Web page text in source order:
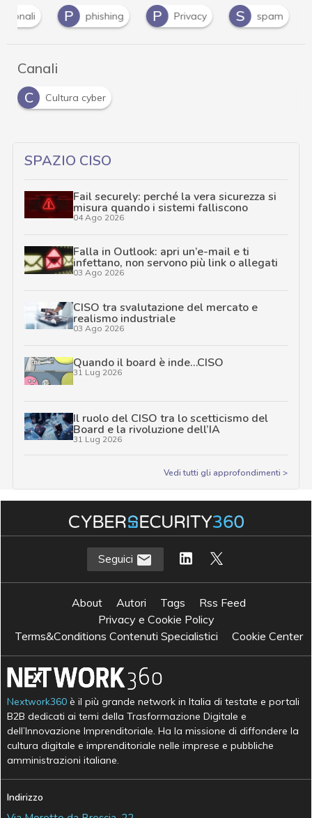
P phishing P Privacy S spam
Canali
C
Cultura cyber
SPAZIO CISO
Fail securely: perché la vera sicurezza si
misura quando i sistemi falliscono
04 Ago 2026
Falla in Outlook: apri un’e-mail e ti
infettano, non servono più link o allegati
03 Ago 2026
CISO tra svalutazione del mercato e
realismo industriale
03 Ago 2026
Quando il board è inde…CISO
31 Lug 2026
Il ruolo del CISO tra lo scetticismo del
Board e la rivoluzione dell’IA
31 Lug 2026
Vedi tutti gli approfondimenti >
Seguici
About Autori Tags
Rss Feed
Privacy e Cookie Policy
Terms&Conditions Contenuti Specialistici
Cookie Center
Nextwork360 è il più grande network in Italia di testate e portali
B2B dedicati ai temi della Trasformazione Digitale e
dell’Innovazione Imprenditoriale. Ha la missione di diffondere la
cultura digitale e imprenditoriale nelle imprese e pubbliche
amministrazioni italiane.
Indirizzo